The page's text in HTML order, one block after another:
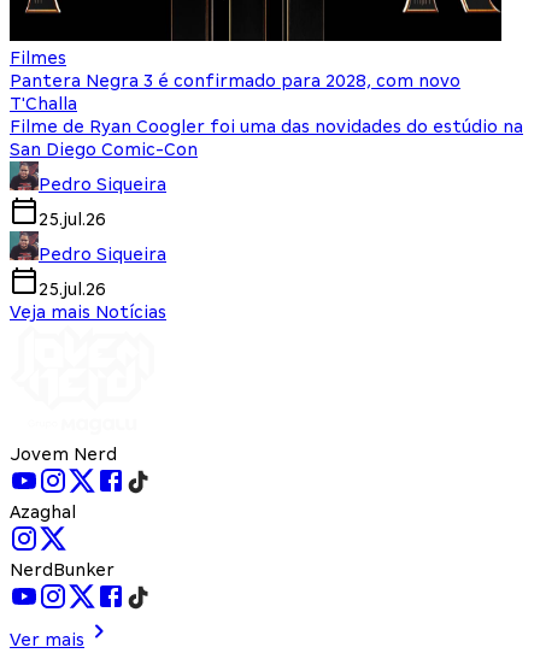
Filmes
Pantera Negra 3 é confirmado para 2028, com novo
T'Challa
Filme de Ryan Coogler foi uma das novidades do estúdio na
San Diego Comic-Con
Pedro Siqueira
25.jul.26
Pedro Siqueira
25.jul.26
Veja mais Notícias
Jovem Nerd
Azaghal
NerdBunker
Ver mais